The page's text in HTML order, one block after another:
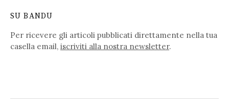
SU BANDU
Per ricevere gli articoli pubblicati direttamente nella tua
casella email, iscriviti alla nostra newsletter.